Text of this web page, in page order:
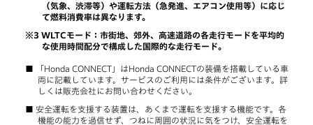
（気象、渋滞等）や運転方法（急発進、エアコン使用等）に応じ
て燃料消費率は異なります。
WLTCモード：市街地、郊外、高速道路の各走行モードを平均的
な使用時間配分で構成した国際的な走行モード。
「Honda CONNECT」はHonda CONNECTの装備を搭載している車
両に記載しています。サービスのご利用には条件がございます。詳
しくは販売会社にお問い合わせください。
安全運転を支援する装置は、あくまで運転を支援する機能です。各
機能の能力を過信せず、つねに周囲の状況に気をつけ、安全運転を